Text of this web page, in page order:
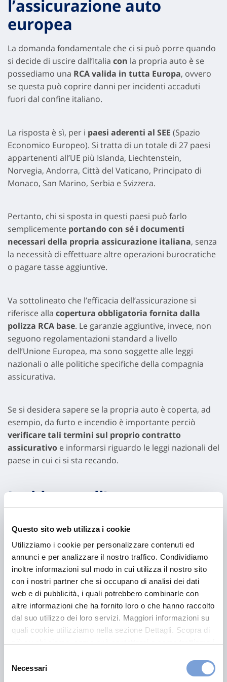
Questo sito web utilizza i cookie
Utilizziamo i cookie per personalizzare contenuti ed
annunci e per analizzare il nostro traffico. Condividiamo
inoltre informazioni sul modo in cui utilizza il nostro sito
con i nostri partner che si occupano di analisi dei dati
web e di pubblicità, i quali potrebbero combinarle con
altre informazioni che ha fornito loro o che hanno raccolto
dal suo utilizzo dei loro servizi. Maggiori informazioni su
quali cookie utilizziamo nella sezione Dettagli. Scopra di
può trovare nel footer del sito nella sezione "Informativa
delNecessari
l’assicurazione auto
europea
La domanda fondamentale che ci si può porre quando
si decide di uscire dall’Italia con la propria auto è se
possediamo una RCA valida in tutta Europa, ovvero
se questa può coprire danni per incidenti accaduti
fuori dal confine italiano.
La risposta è sì, per i paesi aderenti al SEE (Spazio
Economico Europeo). Si tratta di un totale di 27 paesi
appartenenti all’UE più Islanda, Liechtenstein,
Norvegia, Andorra, Città del Vaticano, Principato di
Monaco, San Marino, Serbia e Svizzera.
Pertanto, chi si sposta in questi paesi può farlo
semplicemente portando con sé i documenti
necessari della propria assicurazione italiana, senza
la necessità di effettuare altre operazioni burocratiche
o pagare tasse aggiuntive.
Va sottolineato che l’efficacia dell’assicurazione si
riferisce alla copertura obbligatoria fornita dalla
polizza RCA base. Le garanzie aggiuntive, invece, non
seguono regolamentazioni standard a livello
dell’Unione Europea, ma sono soggette alle leggi
nazionali o alle politiche specifiche della compagnia
assicurativa.
Se si desidera sapere se la propria auto è coperta, ad
esempio, da furto e incendio è importante perciò
verificare tali termini sul proprio contratto
assicurativo e informarsi riguardo le leggi nazionali del
paese in cui ci si sta recando.
Incidente all’estero: come
muoversi
Secondo la direttiva 2009/103/CE
e il Codice delle
assicurazioni private, in caso di incidente all’estero
l’assicurato potrà gestire il sinistro una volta tornato in
Italia.
Data questa possibilità, è fondamentale quindi
annotare con precisione i dati identificativi del
veicoloche ha causato l’incidente, soprattutto il
numero di targa, e documentare i danni subiti con